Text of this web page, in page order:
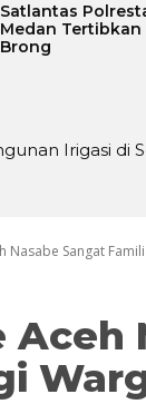
Satlantas
Medan
Brong
Irigasi di
KTP,
Nasabe Sangat